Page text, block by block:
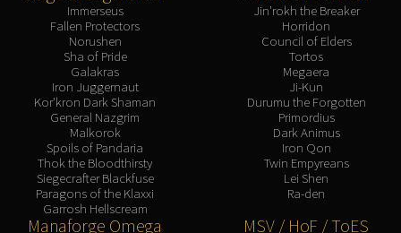
Immerseus
Fallen Protectors
Norushen
Sha of Pride
Galakras
Iron Juggernaut
Kor'kron Dark Shaman
General Nazgrim
Malkorok
Spoils of Pandaria
Thok the Bloodthirsty
Siegecrafter Blackfuse
Paragons of the Klaxxi
Garrosh Hellscream
Jin'rokh the Breaker
Horridon
Council of Elders
Tortos
Megaera
Ji-Kun
Durumu the Forgotten
Primordius
Dark Animus
Iron Qon
Twin Empyreans
Lei Shen
Ra-den
Manaforge Omega MSV / HoF / ToES